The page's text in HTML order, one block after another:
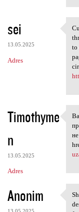
sei
13.05.2025
Adres
to
Timothyme
n
13.05.2025
Adres
Anonim